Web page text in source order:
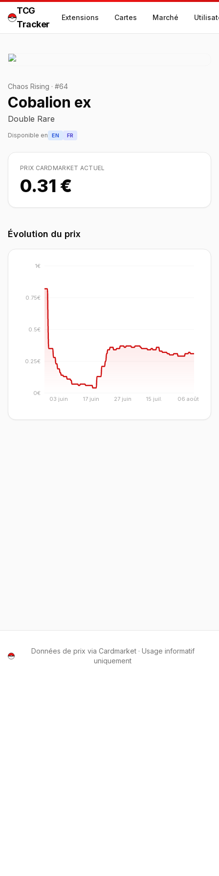
TCG
Tracker
Extensions Cartes Marché
Chaos Rising · #64
Cobalion ex
Double Rare
Disponible en EN FR
PRIX CARDMARKET ACTUEL
0.31 €
Évolution du prix
03 juin 17 juin 27 juin 15 juil. 06 août
0€
0.25€
0.5€
0.75€
1€
Données de prix via Cardmarket · Usage informatif
uniquement